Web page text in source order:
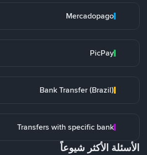
Mercadopago
PicPay
Bank Transfer (Brazil)
Transfers with specific bank
الأسئلة الأكثر شيوعاً